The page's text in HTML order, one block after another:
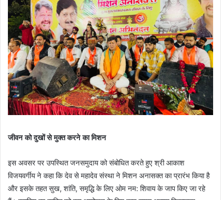
जीवन को दुखों से मुक्त करने का मिशन
इस अवसर पर उपस्थित जनसमुदाय को संबोधित करते हुए श्री आकाश
विजयवर्गीय ने कहा कि देव से महादेव संस्था ने मिशन अनासक्त का प्रारंभ किया है
और इसके तहत सुख, शांति, समृद्धि के लिए ओम नम: शिवाय के जाप किए जा रहे